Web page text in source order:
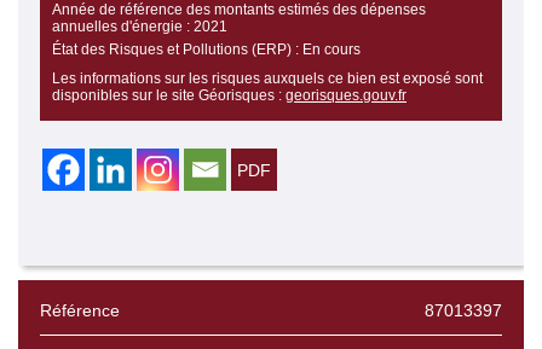
Année de référence des montants estimés des dépenses
annuelles d'énergie : 2021
État des Risques et Pollutions (ERP) : En cours
Les informations sur les risques auxquels ce bien est exposé sont
disponibles sur le site Géorisques : georisques.gouv.fr
Référence 87013397